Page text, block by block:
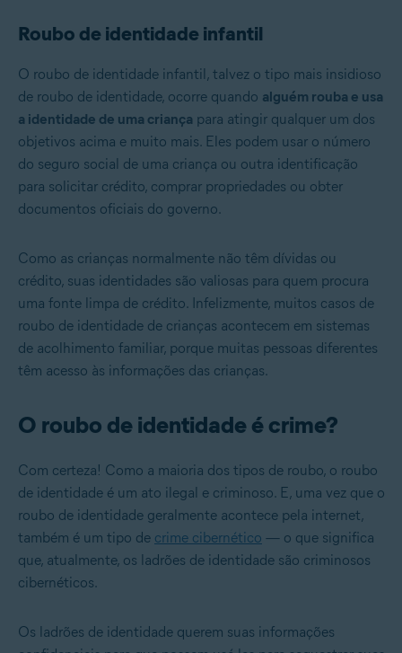
Roubo de identidade infantil
O roubo de identidade infantil, talvez o tipo mais insidioso
de roubo de identidade, ocorre quando alguém rouba e usa
a identidade de uma criança para atingir qualquer um dos
objetivos acima e muito mais. Eles podem usar o número
do seguro social de uma criança ou outra identificação
para solicitar crédito, comprar propriedades ou obter
documentos oficiais do governo.
Como as crianças normalmente não têm dívidas ou
crédito, suas identidades são valiosas para quem procura
uma fonte limpa de crédito. Infelizmente, muitos casos de
roubo de identidade de crianças acontecem em sistemas
de acolhimento familiar, porque muitas pessoas diferentes
têm acesso às informações das crianças.
O roubo de identidade é crime?
Com certeza! Como a maioria dos tipos de roubo, o roubo
de identidade é um ato ilegal e criminoso. E, uma vez que o
roubo de identidade geralmente acontece pela internet,
também é um tipo de crime cibernético — o que significa
que, atualmente, os ladrões de identidade são criminosos
cibernéticos.
Os ladrões de identidade querem suas informações